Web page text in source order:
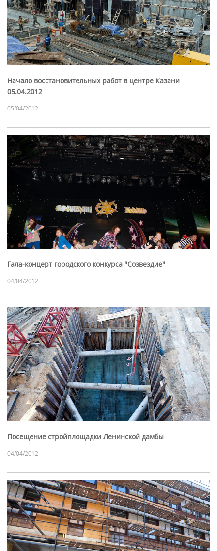
Начало восстановительных работ в центре Казани
05.04.2012
05/04/2012
Гала-концерт городского конкурса "Созвездие"
04/04/2012
Посещение стройплощадки Ленинской дамбы
04/04/2012